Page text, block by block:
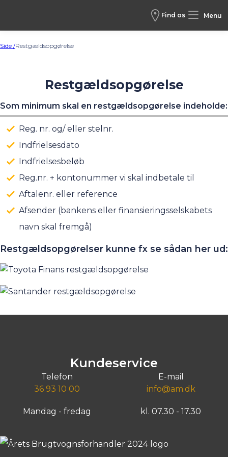
Find os Menu
Side /Restgældsopgørelse
Restgældsopgørelse
Som minimum skal en restgældsopgørelse indeholde:
Reg. nr. og/ eller stelnr.
Indfrielsesdato
Indfrielsesbeløb
Reg.nr. + kontonummer vi skal indbetale til
Aftalenr. eller reference
Afsender (bankens eller finansieringsselskabets
navn skal fremgå)
Restgældsopgørelser kunne fx se sådan her ud:
Kundeservice
Telefon
36 93 10 00
E-mail
info@am.dk
Mandag - fredag kl. 07.30 - 17.30